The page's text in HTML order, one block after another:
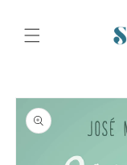
content
Skip to
product
information